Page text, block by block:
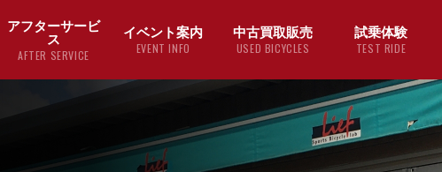
アフターサービ
ス
AFTER SERVICE
イベント案内
EVENT INFO
中古買取販売
USED BICYCLES
試乗体験
TEST RIDE